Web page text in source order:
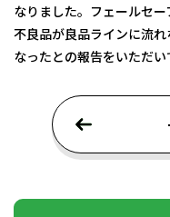
なりました。フェールセー
不良品が良品ラインに流
なったとの報告をいただい